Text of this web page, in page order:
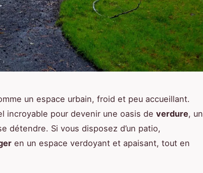
un espace urbain, froid et peu accueillant.
incroyable pour devenir une oasis de verdure, un
détendre. Si vous disposez d’un patio,
en un espace verdoyant et apaisant, tout en